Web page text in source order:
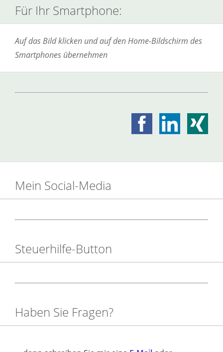
Für Ihr Smartphone:
Auf das Bild klicken und auf den Home-Bildschirm des
Smartphones übernehmen
Mein Social-Media
Steuerhilfe-Button
Haben Sie Fragen?